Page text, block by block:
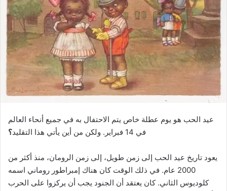
عيد الحب هو يوم عطلة خاص يتم الاحتفال به في جميع أنحاء العالم
في 14 فبراير. ولكن من أين يأتي هذا التقليد
؟
يعود تاريخ عيد الحب إلى زمن طويل، إلى زمن الرومان، منذ أكثر من
2000 عام. في ذلك الوقت كان هناك إمبراطور روماني اسمه
كلوديوس الثاني. كان يعتقد أن الجنود يجب أن يركزوا على الحرب